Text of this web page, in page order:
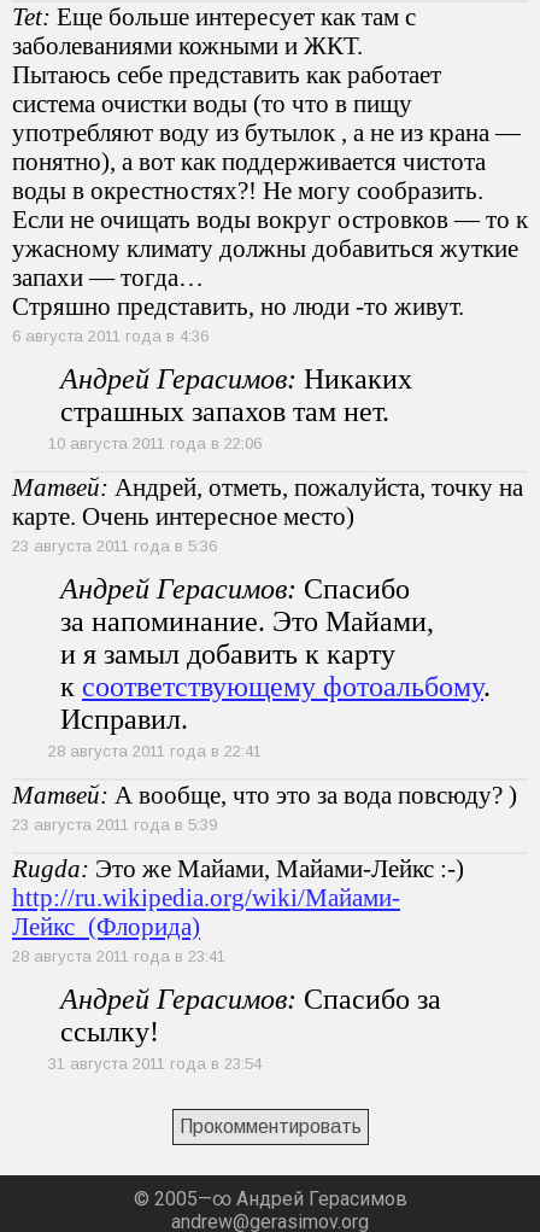
Tet: Еще больше интересует как там с
заболеваниями кожными и ЖКТ.
Пытаюсь себе представить как работает
система очистки воды (то что в пищу
употребляют воду из бутылок , а не из крана —
понятно), а вот как поддерживается чистота
воды в окрестностях?! Не могу сообразить.
Если не очищать воды вокруг островков — то к
ужасному климату должны добавиться жуткие
запахи — тогда…
Стряшно представить, но люди -то живут.
6 августа 2011 года в 4:36
Андрей Герасимов: Никаких
страшных запахов там нет.
10 августа 2011 года в 22:06
Матвей: Андрей, отметь, пожалуйста, точку на
карте. Очень интересное место)
23 августа 2011 года в 5:36
Андрей Герасимов: Спасибо
за напоминание. Это Майами,
и я замыл добавить к карту
к соответствующему фотоальбому.
Исправил.
28 августа 2011 года в 22:41
Матвей: А вообще, что это за вода повсюду? )
23 августа 2011 года в 5:39
Rugda: Это же Майами, Майами-Лейкс :-)
http://ru.wikipedia.org/wiki/Майами-
Лейкс_(Флорида)
28 августа 2011 года в 23:41
Андрей Герасимов: Спасибо за
ссылку!
31 августа 2011 года в 23:54
Прокомментировать
© 2005—∞ Андрей Герасимов
andrew@gerasimov.org